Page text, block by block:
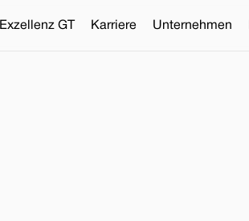
Exzellenz GT Karriere Unternehmen